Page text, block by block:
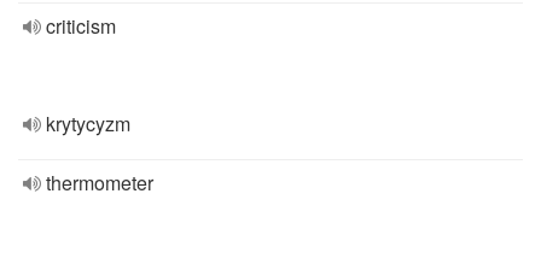
criticism
krytycyzm
thermometer